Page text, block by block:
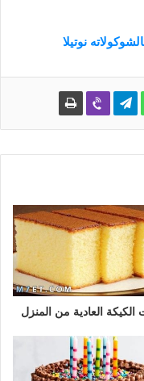
نوتيلا
الكيكة العادية من المنزل